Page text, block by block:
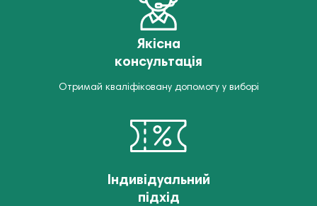
Якісна
консультація
Отримай кваліфіковану допомогу у виборі
Індивідуальний
підхід